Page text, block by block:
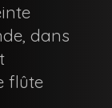
dans
flûte